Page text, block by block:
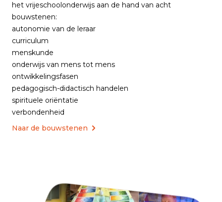
het vrijeschoolonderwijs aan de hand van acht
bouwstenen:
autonomie van de leraar
curriculum
menskunde
onderwijs van mens tot mens
ontwikkelingsfasen
pedagogisch-didactisch handelen
spirituele oriëntatie
verbondenheid
Naar de bouwstenen